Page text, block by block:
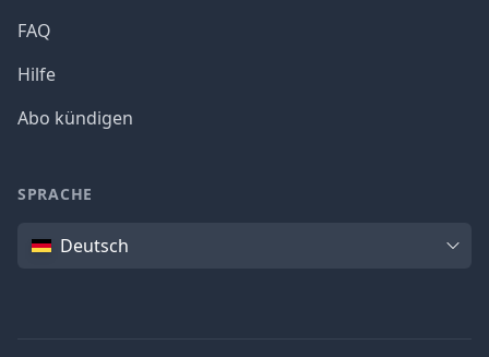
FAQ
Hilfe
Abo kündigen
SPRACHE
SpracheDeutsch